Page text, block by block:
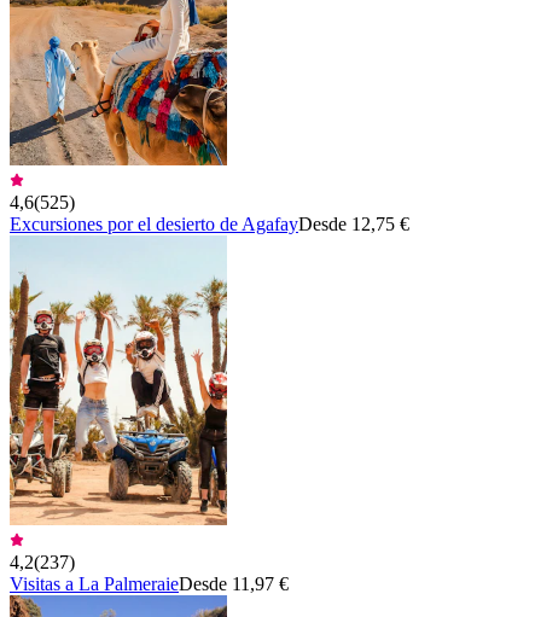
4,6(525)
Excursiones por el desierto de AgafayDesde 12,75 €
4,2(237)
Visitas a La PalmeraieDesde 11,97 €